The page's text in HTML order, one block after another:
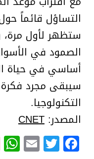
التساؤل قائماً
ستظهر لأول
الصمود في
أساسي في حياة
سيبقى مجرد
التكنولوجيا.
المصدر:CNET